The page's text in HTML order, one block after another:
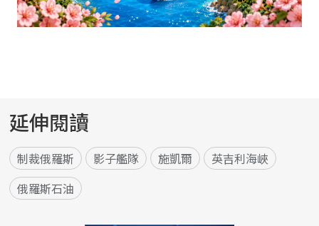
延伸閱讀
制裁俄羅斯 影子艦隊 施凱爾
英吉利海峽
俄羅斯石油